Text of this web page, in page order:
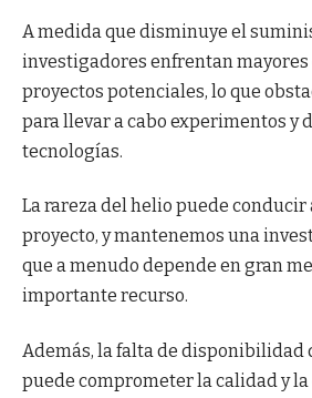
A medida que disminuye el
investigadores enfrentan mayores
proyectos potenciales, lo que
para llevar a cabo experimentos y
tecnologías.
La rareza del helio puede
proyecto, y mantenemos una
que a menudo depende en gran
importante recurso.
Además, la falta de disponibilidad
puede comprometer la calidad y